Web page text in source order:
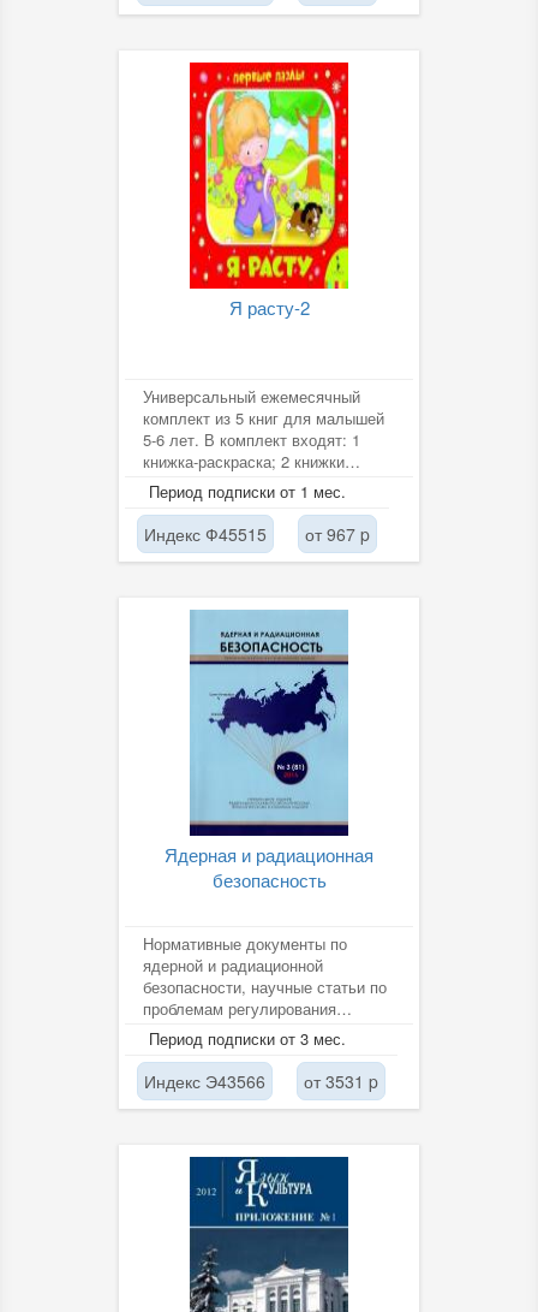
Я расту-2
Универсальный ежемесячный
комплект из 5 книг для малышей
5-6 лет. В комплект входят: 1
книжка-раскраска; 2 книжки
отечественных детских поэтов;
1...
Период подписки от 1 мес.
Индекс Ф45515 от 967 p
Ядерная и радиационная
безопасность
Нормативные документы по
ядерной и радиационной
безопасности, научные статьи по
проблемам регулирования
ядерной и радиационной
безопасности.
Период подписки от 3 мес.
Индекс Э43566 от 3531 p